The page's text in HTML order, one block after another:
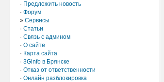
· Предложить новость
· Форум
» Сервисы
· Статьи
· Связь с админом
· О сайте
· Карта сайта
· 3Ginfo в Брянске
· Отказ от ответственности
· Онлайн разблокировка